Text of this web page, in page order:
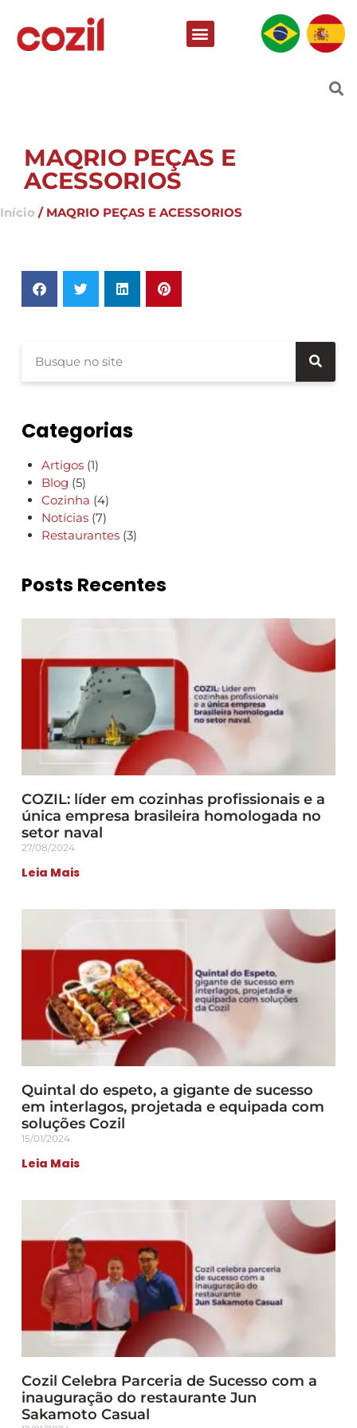
MAQRIO PEÇAS E
ACESSORIOS
Início / MAQRIO PEÇAS E ACESSORIOS
Categorias
Artigos (1)
Blog (5)
Cozinha (4)
Notícias (7)
Restaurantes (3)
Posts Recentes
COZIL: líder em cozinhas profissionais e a
única empresa brasileira homologada no
setor naval
27/08/2024
Leia Mais
Quintal do espeto, a gigante de sucesso
em interlagos, projetada e equipada com
soluções Cozil
15/01/2024
Leia Mais
Cozil Celebra Parceria de Sucesso com a
inauguração do restaurante Jun
Sakamoto Casual